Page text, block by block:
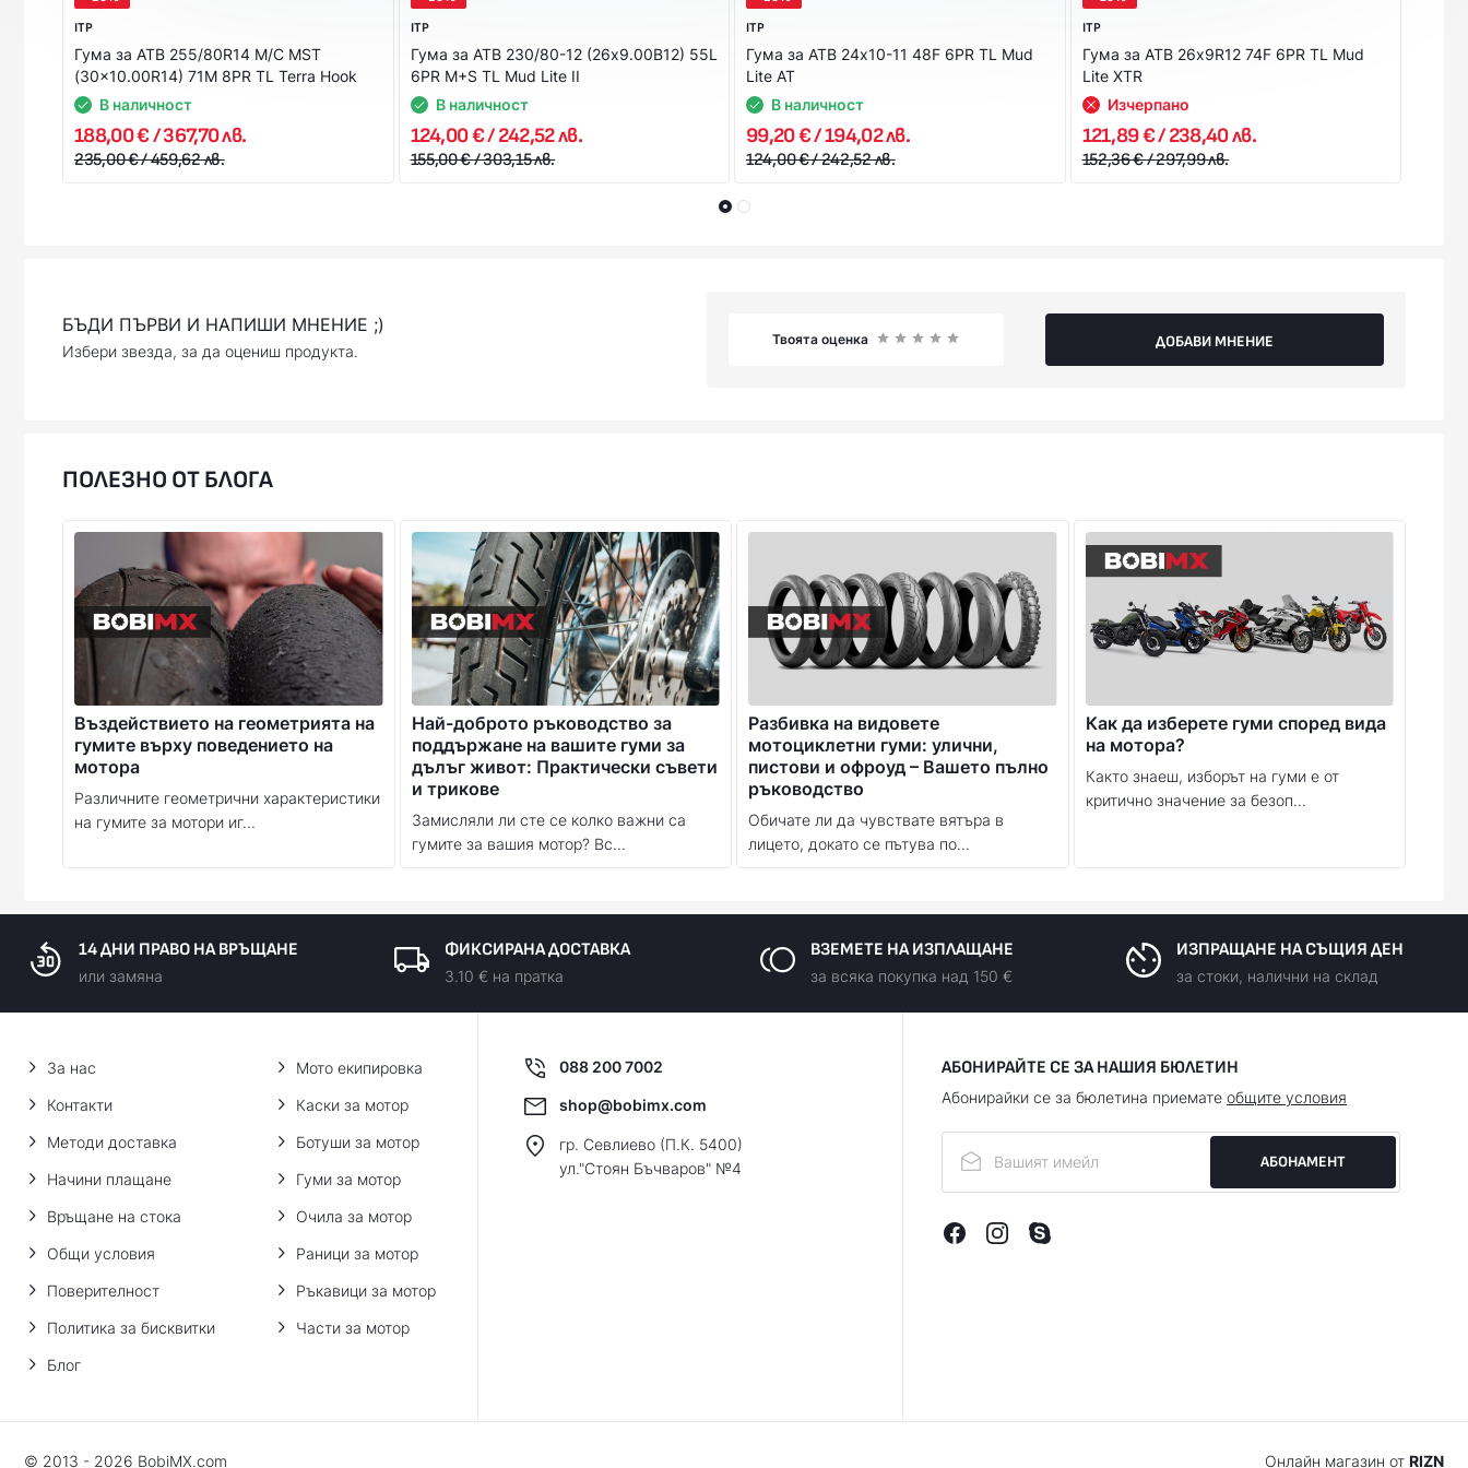
ITP
Гума за АТВ 255/80R14 M/C MST
(30x10.00R14) 71M 8PR TL Terra Hook
В наличност
188,00 € / 367,70 лв.
235,00 € / 459,62 лв.
ITP
Гума за АТВ 230/80-12 (26x9.00B12) 55L
6PR M+S TL Mud Lite II
В наличност
124,00 € / 242,52 лв.
155,00 € / 303,15 лв.
ITP
Гума за АТВ 24x10-11 48F 6PR TL Mud
Lite AT
В наличност
99,20 € / 194,02 лв.
124,00 € / 242,52 лв.
ITP
Гума за АТВ 26x9R12 74F 6PR TL Mud
Lite XTR
Изчерпано
121,89 € / 238,40 лв.
152,36 € / 297,99 лв.
БЪДИ ПЪРВИ И НАПИШИ МНЕНИЕ ;)
Избери звезда, за да оцениш продукта.
Твоята оценка ДОБАВИ МНЕНИЕ
ПОЛЕЗНО ОТ БЛОГА
Въздействието на геометрията на
гумите върху поведението на
мотора
Различните геометрични характеристики
на гумите за мотори иг...
Най-доброто ръководство за
поддържане на вашите гуми за
дълъг живот: Практически съвети
и трикове
Замисляли ли сте се колко важни са
гумите за вашия мотор? Вс...
Разбивка на видовете
мотоциклетни гуми: улични,
пистови и офроуд – Вашето пълно
ръководство
Обичате ли да чувствате вятъра в
лицето, докато се пътува по...
Как да изберете гуми според вида
на мотора?
Както знаеш, изборът на гуми е от
критично значение за безоп...
14 ДНИ ПРАВО НА ВРЪЩАНЕ
или замяна
ФИКСИРАНА ДОСТАВКА
3.10 € на пратка
ВЗЕМЕТЕ НА ИЗПЛАЩАНЕ
за всяка покупка над 150 €
ИЗПРАЩАНЕ НА СЪЩИЯ ДЕН
за стоки, налични на склад
За нас
Контакти
Методи доставка
Начини плащане
Връщане на стока
Общи условия
Поверителност
Политика за бисквитки
Блог
Мото екипировка
Каски за мотор
Ботуши за мотор
Гуми за мотор
Очила за мотор
Раници за мотор
Ръкавици за мотор
Части за мотор
088 200 7002
shop@bobimx.com
гр. Севлиево (П.К. 5400)
ул."Стоян Бъчваров" №4
АБОНИРАЙТЕ СЕ ЗА НАШИЯ БЮЛЕТИН
Абонирайки се за бюлетина приемате общите условия
АБОНАМЕНТ
© 2013 - 2026 BobiMX.com Онлайн магазин от RIZN